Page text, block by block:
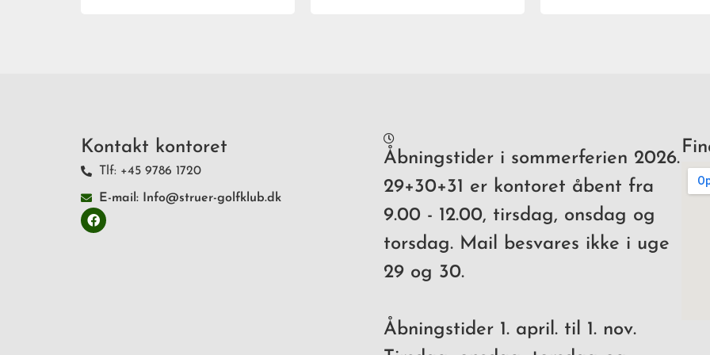
Kontakt kontoret
Tlf: +45 9786 1720
E-mail: Info@struer-golfklub.dk
Åbningstider i sommerferien 2026.
29+30+31 er kontoret åbent fra
9.00 - 12.00, tirsdag, onsdag og
torsdag. Mail besvares ikke i uge
29 og 30.
Åbningstider 1. april. til 1. nov.